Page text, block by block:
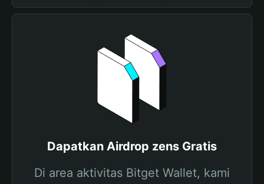
Dapatkan Airdrop zens Gratis
Di area aktivitas Bitget Wallet, kami